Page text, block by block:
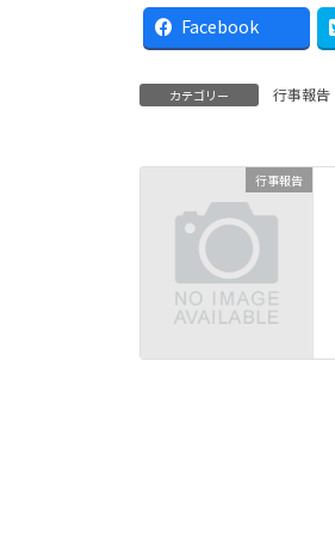
Facebook
カテゴリー 行事報告
行事報告